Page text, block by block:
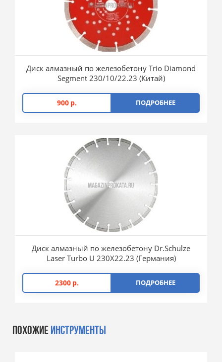
Диск алмазный по железобетону Trio Diamond
Segment 230/10/22.23 (Китай)
900 р. ПОДРОБНЕЕ
Диск алмазный по железобетону Dr.Schulze
Laser Turbo U 230X22.23 (Германия)
2300 р. ПОДРОБНЕЕ
ПОХОЖИЕ ИНСТРУМЕНТЫ